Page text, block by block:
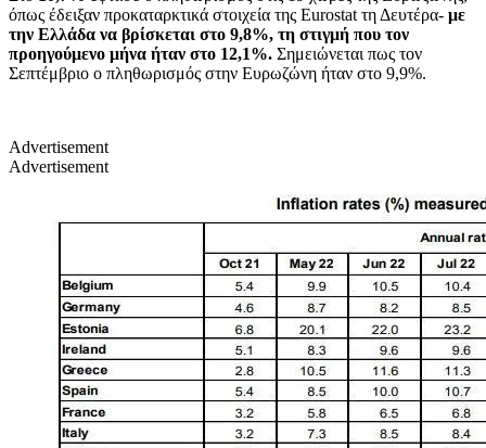
όπως έδειξαν προκαταρκτικά στοιχεία της Eurostat τη Δευτέρα- με
την Ελλάδα να βρίσκεται στο 9,8%, τη στιγμή που τον
προηγούμενο μήνα ήταν στο 12,1%. Σημειώνεται πως τον
Σεπτέμβριο ο πληθωρισμός στην Ευρωζώνη ήταν στο 9,9%.
Advertisement
Advertisement